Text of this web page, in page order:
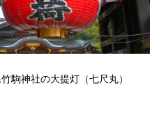
駒神社の大提灯（七尺丸）